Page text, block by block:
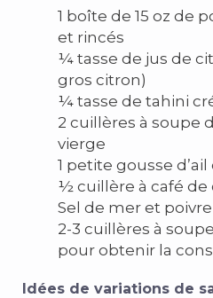
1 boîte de 15 oz de
et rincés
¼ tasse de jus de
gros citron)
¼ tasse de tahini
2 cuillères à soupe
vierge
1 petite gousse
½ cuillère à café
Sel de mer et
2-3 cuillères à
pour obtenir la
Idées de variations de